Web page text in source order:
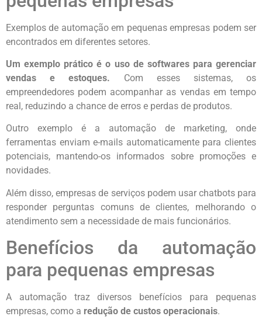
Exemplos de automação em pequenas empresas podem ser
encontrados em diferentes setores.
Um exemplo prático é o uso de softwares para gerenciar
vendas e estoques. Com esses sistemas, os
empreendedores podem acompanhar as vendas em tempo
real, reduzindo a chance de erros e perdas de produtos.
Outro exemplo é a automação de marketing, onde
ferramentas enviam e-mails automaticamente para clientes
potenciais, mantendo-os informados sobre promoções e
novidades.
Além disso, empresas de serviços podem usar chatbots para
responder perguntas comuns de clientes, melhorando o
atendimento sem a necessidade de mais funcionários.
Benefícios da automação
para pequenas empresas
A automação traz diversos benefícios para pequenas
empresas, como a redução de custos operacionais.